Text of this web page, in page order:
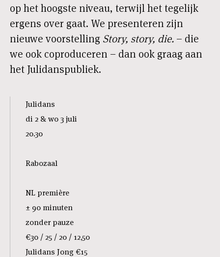
op het hoogste niveau, terwijl het tegelijk
ergens over gaat. We presenteren zijn
nieuwe voorstelling Story, story, die. – die
we ook coproduceren – dan ook graag aan
het Julidanspubliek.
Julidans
di 2 & wo 3 juli
20.30
Rabozaal
NL première
± 90 minuten
zonder pauze
€30 / 25 / 20 / 12,50
Julidans Jong €15